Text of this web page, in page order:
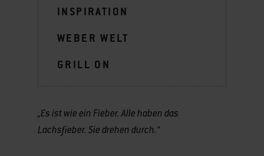
INSPIRATION
WEBER WELT
GRILL ON
„Es ist wie ein Fieber. Alle haben das
Lachsfieber. Sie drehen durch.“